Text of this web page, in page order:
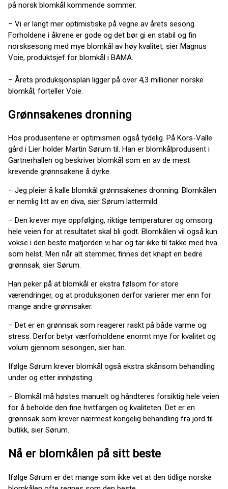
på norsk blomkål kommende sommer.
– Vi er langt mer optimistiske på vegne av årets sesong.
Forholdene i åkrene er gode og det bør gi en stabil og fin
norsksesong med mye blomkål av høy kvalitet, sier Magnus
Voie, produktsjef for blomkål i BAMA.
– Årets produksjonsplan ligger på over 4,3 millioner norske
blomkål, forteller Voie.
Grønnsakenes dronning
Hos produsentene er optimismen også tydelig. På Kors-Valle
gård i Lier holder Martin Sørum til. Han er blomkålprodusent i
Gartnerhallen og beskriver blomkål som en av de mest
krevende grønnsakene å dyrke.
– Jeg pleier å kalle blomkål grønnsakenes dronning. Blomkålen
er nemlig litt av en diva, sier Sørum lattermild.
– Den krever mye oppfølging, riktige temperaturer og omsorg
hele veien for at resultatet skal bli godt. Blomkålen vil også kun
vokse i den beste matjorden vi har og tar ikke til takke med hva
som helst. Men når alt stemmer, finnes det knapt en bedre
grønnsak, sier Sørum.
Han peker på at blomkål er ekstra følsom for store
værendringer, og at produksjonen derfor varierer mer enn for
mange andre grønnsaker.
– Det er en grønnsak som reagerer raskt på både varme og
stress. Derfor betyr værforholdene enormt mye for kvalitet og
volum gjennom sesongen, sier han.
Ifølge Sørum krever blomkål også ekstra skånsom behandling
under og etter innhøsting.
– Blomkål må høstes manuelt og håndteres forsiktig hele veien
for å beholde den fine hvitfargen og kvaliteten. Det er en
grønnsak som krever nærmest kongelig behandling fra jord til
butikk, sier Sørum.
Nå er blomkålen på sitt beste
Ifølge Sørum er det mange som ikke vet at den tidlige norske